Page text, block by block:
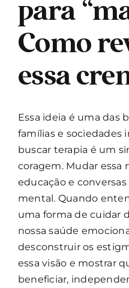
para
Como
essa
Essa ideia é uma das
famílias e sociedades
buscar terapia é um
coragem. Mudar essa
educação e
mental. Quando
uma forma de cuidar
nossa saúde
desconstruir os
essa visão e mostrar
beneficiar,